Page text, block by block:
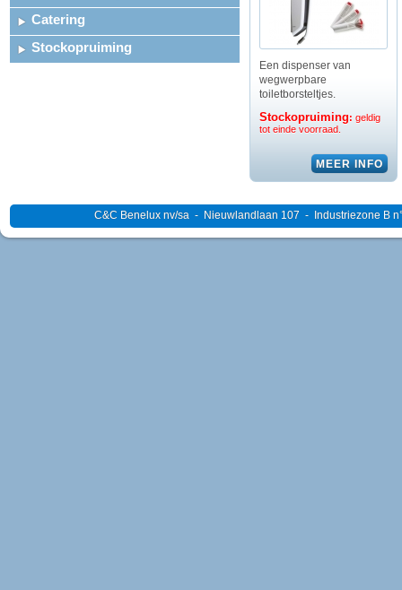
Catering
Stockopruiming
Een dispenser van
wegwerpbare
toiletborsteltjes.
Stockopruiming: geldig
tot einde voorraad.
C&C Benelux nv/sa - Nieuwlandlaan 107 - Industriezone B